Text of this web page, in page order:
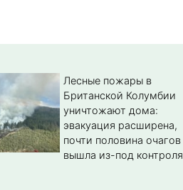
Лесные пожары в
Британской Колумбии
уничтожают дома:
эвакуация расширена,
почти половина очагов
вышла из-под контроля